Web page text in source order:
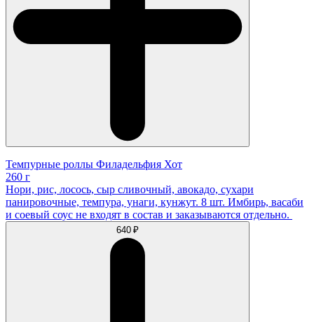
Темпурные роллы Филадельфия Хот
260 г
Нори, рис, лосось, сыр сливочный, авокадо, сухари
панировочные, темпура, унаги, кунжут. 8 шт. Имбирь, васаби
и соевый соус не входят в состав и заказываются отдельно.
640 ₽